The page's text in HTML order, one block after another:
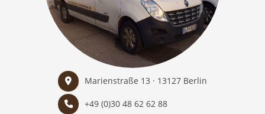
Marienstraße 13 · 13127 Berlin
+49 (0)30 48 62 62 88